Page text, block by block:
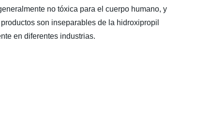
no tóxica para el cuerpo humano, y
son inseparables de la hidroxipropil
en diferentes industrias.